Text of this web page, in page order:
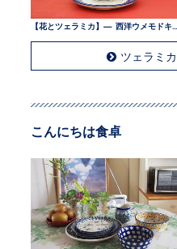
ツェラミ
こんにちは食卓